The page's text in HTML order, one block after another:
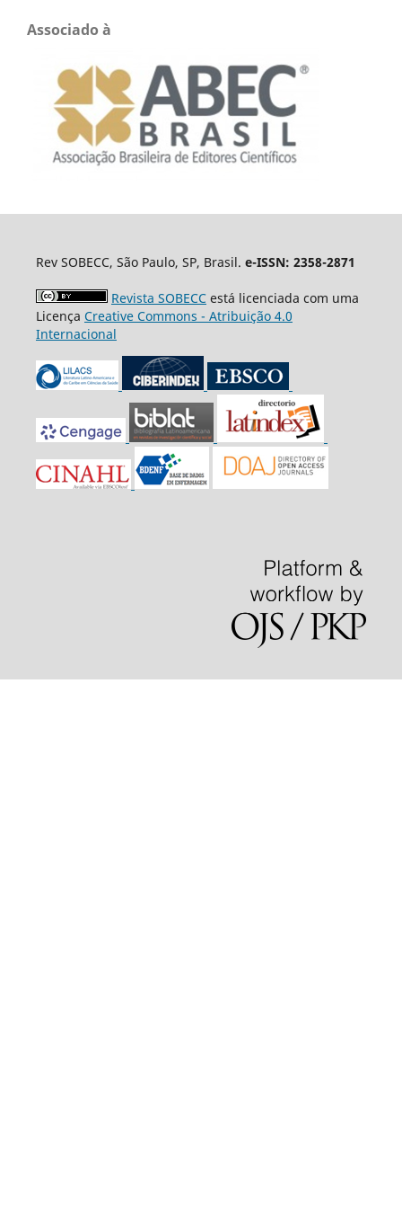
Associado à
Rev SOBECC, São Paulo, SP, Brasil. e-ISSN: 2358-2871
Revista SOBECCestá licenciada com uma
Licença Creative Commons - Atribuição 4.0
Internacional